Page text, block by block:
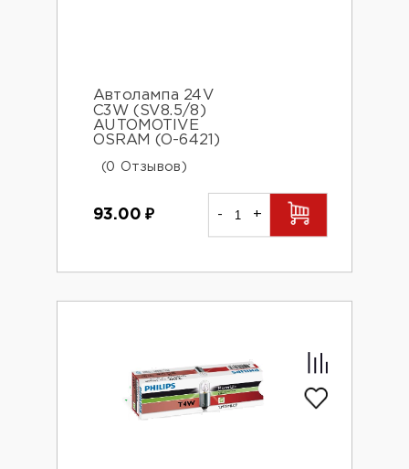
Автолампа 24V
C3W (SV8.5/8)
AUTOMOTIVE
OSRAM (O-6421)
(0 Отзывов)
93.00₽ - +